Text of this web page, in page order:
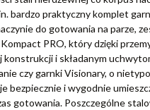
bardzo praktyczny komplet
do gotowania na parze,
PRO, który dzięki
i składanym
czy garnki Visionary, o
bezpiecznie i wygodnie
gotowania. Poszczególne